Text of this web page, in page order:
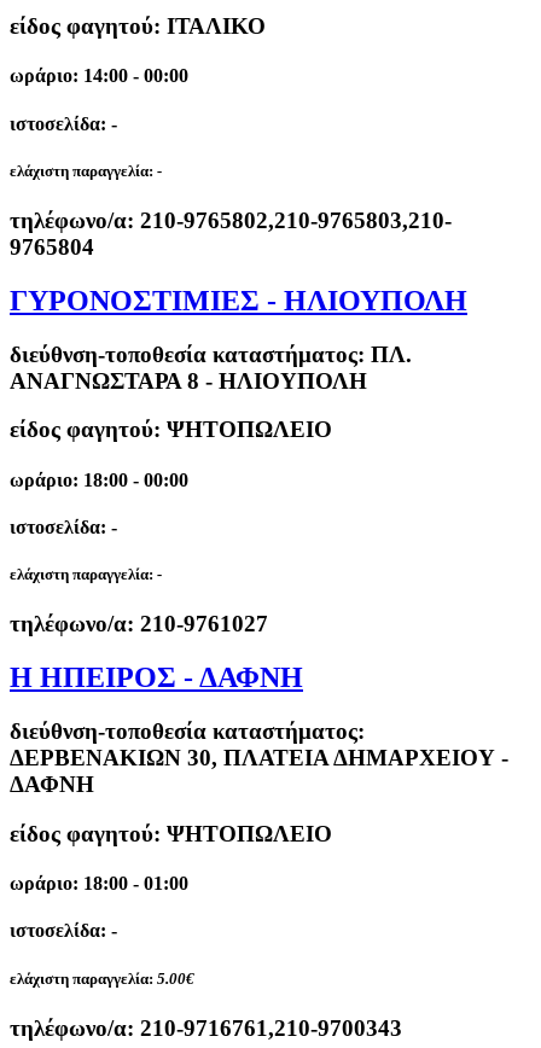
είδος φαγητού: ΙΤΑΛΙΚΟ
ωράριο: 14:00 - 00:00
ιστοσελίδα: -
ελάχιστη παραγγελία: -
τηλέφωνο/α: 210-9765802,210-9765803,210-
9765804
ΓΥΡΟΝΟΣΤΙΜΙΕΣ - ΗΛΙΟΥΠΟΛΗ
διεύθνση-τοποθεσία καταστήματος: ΠΛ.
ΑΝΑΓΝΩΣΤΑΡΑ 8 - ΗΛΙΟΥΠΟΛΗ
είδος φαγητού: ΨΗΤΟΠΩΛΕΙΟ
ωράριο: 18:00 - 00:00
ιστοσελίδα: -
ελάχιστη παραγγελία: -
τηλέφωνο/α: 210-9761027
Η ΗΠΕΙΡΟΣ - ΔΑΦΝΗ
διεύθνση-τοποθεσία καταστήματος:
ΔΕΡΒΕΝΑΚΙΩΝ 30, ΠΛΑΤΕΙΑ ΔΗΜΑΡΧΕΙΟΥ -
ΔΑΦΝΗ
είδος φαγητού: ΨΗΤΟΠΩΛΕΙΟ
ωράριο: 18:00 - 01:00
ιστοσελίδα: -
ελάχιστη παραγγελία: 5.00€
τηλέφωνο/α: 210-9716761,210-9700343